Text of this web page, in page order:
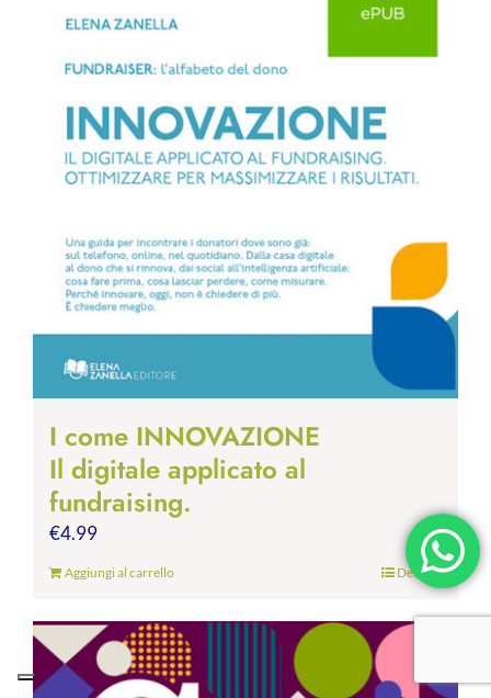
I come INNOVAZIONE
Il digitale applicato al
fundraising.
€4.99
Aggiungi al carrello Dettagli